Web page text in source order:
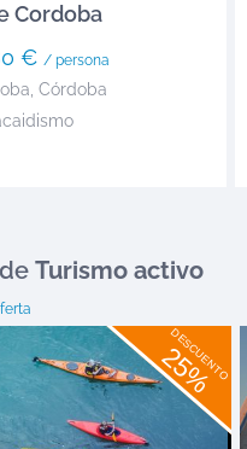
Cordoba
€ / persona
, Córdoba
de Turismo activo
DESCUENTO
25%